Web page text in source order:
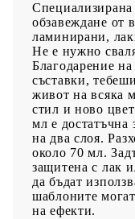
Специализирана
обзавеждане от
ламинирани,
Не е нужно
Благодарение
съставки,
живот на всяка
стил и ново
мл е достатъчна
на два слоя.
около 70 мл.
защитена с лак
да бъдат
шаблоните могат
на ефекти.